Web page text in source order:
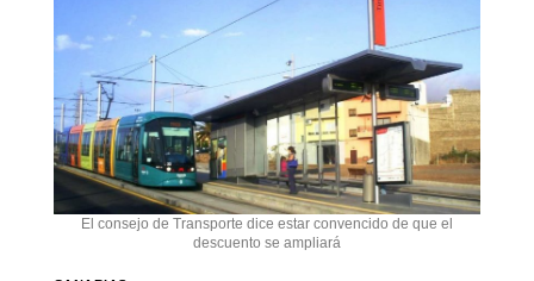
El consejo de Transporte dice estar convencido de que el
descuento se ampliará